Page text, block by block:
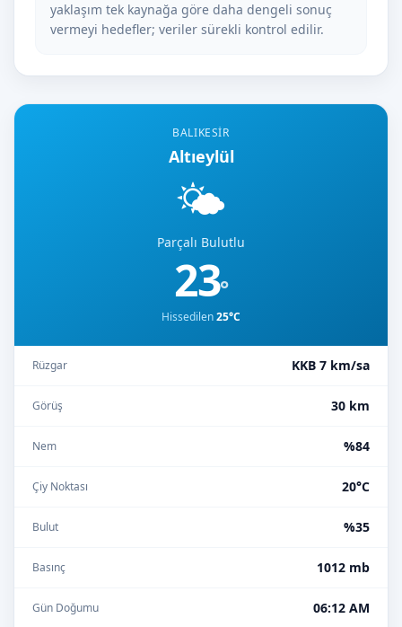
BALIKESIR
Altıeylül
🌤️
Parçalı Bulutlu
23°
Hissedilen25°C
Rüzgar KKB 7 km/sa
Görüş 30 km
Nem %84
Çiy Noktası 20°C
Bulut %35
Basınç 1012 mb
Gün Doğumu 06:12 AM
yaklaşım tek kaynağa göre daha dengeli sonuç
vermeyi hedefler; veriler sürekli kontrol edilir.